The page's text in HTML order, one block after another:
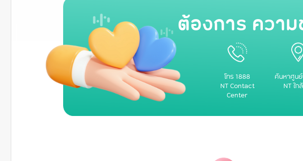
ต้องการ ความ
โทร 1888
NT Contact
Center
ค้นหาศูน
NT ใ